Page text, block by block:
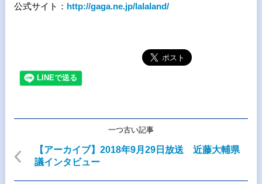
公式サイト： http://gaga.ne.jp/lalaland/
一つ古い記事
【アーカイブ】2018年9月29日放送 近藤大輔県
議インタビュー